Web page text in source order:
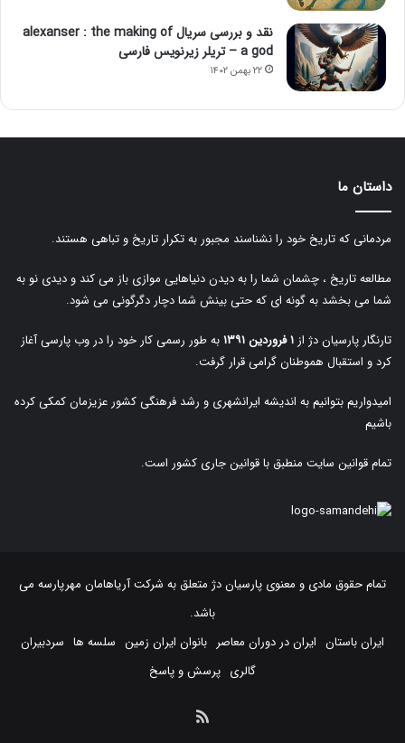
نقد و بررسی سریال alexanser : the making of
a god – تریلر زیرنویس فارسی
۲۲ بهمن ۱۴۰۲
داستان ما
مردمانی که تاریخ خود را نشناسند مجبور به تکرار تاریخ و تباهی هستند.
مطالعه تاریخ ، چشمان شما را به دیدن دنیاهایی موازی باز می کند و دیدی نو به
شما می بخشد به گونه ای که حتی بینش شما دچار دگرگونی می شود.
تارنگار پارسیان دژ از۱ فروردین ۱۳۹۱
به طور رسمی کار خود را در وب پارسی آغاز
کرد و استقبال هموطنان گرامی قرار گرفت.
امیدواریم بتوانیم به اندیشه ایرانشهری و رشد فرهنگی کشور عزیزمان کمکی کرده
باشیم
تمام قوانین سایت منطبق با قوانین جاری کشور است.
تمام حقوق مادی و معنوی پارسیان دژ متعلق به شرکت آریاهامان مهرپارسه می
باشد.
ایران باستان ایران در دوران معاصر بانوان ایران زمین سلسه ها سردبیران
گالری پرسش و پاسخ
خوراک